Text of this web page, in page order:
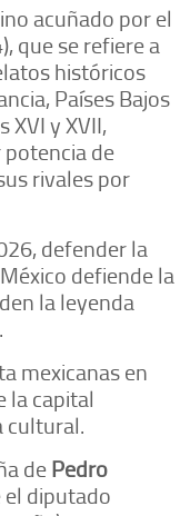
acuñado por el
que se refiere a
históricos
Países Bajos
XVI y XVII,
de
rivales por
defender la
defiende la
la leyenda
mexicanas en
la capital
cultural.
dePedro
diputado